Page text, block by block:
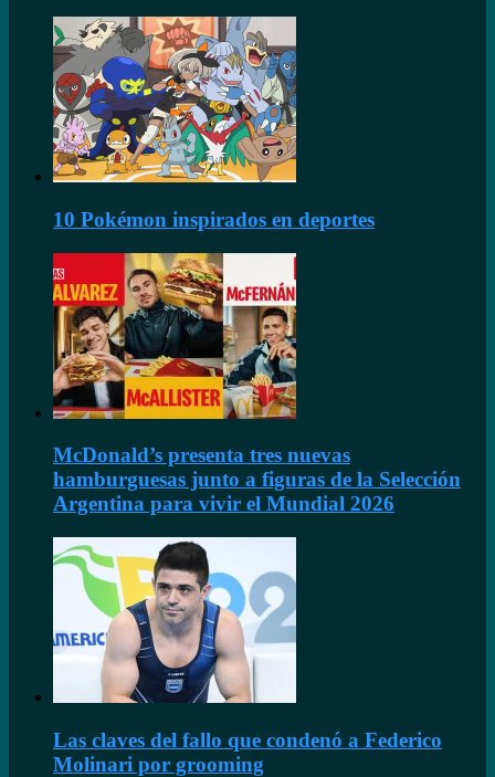
10 Pokémon inspirados en deportes
McDonald’s presenta tres nuevas
hamburguesas junto a figuras de la Selección
Argentina para vivir el Mundial 2026
Las claves del fallo que condenó a Federico
Molinari por grooming